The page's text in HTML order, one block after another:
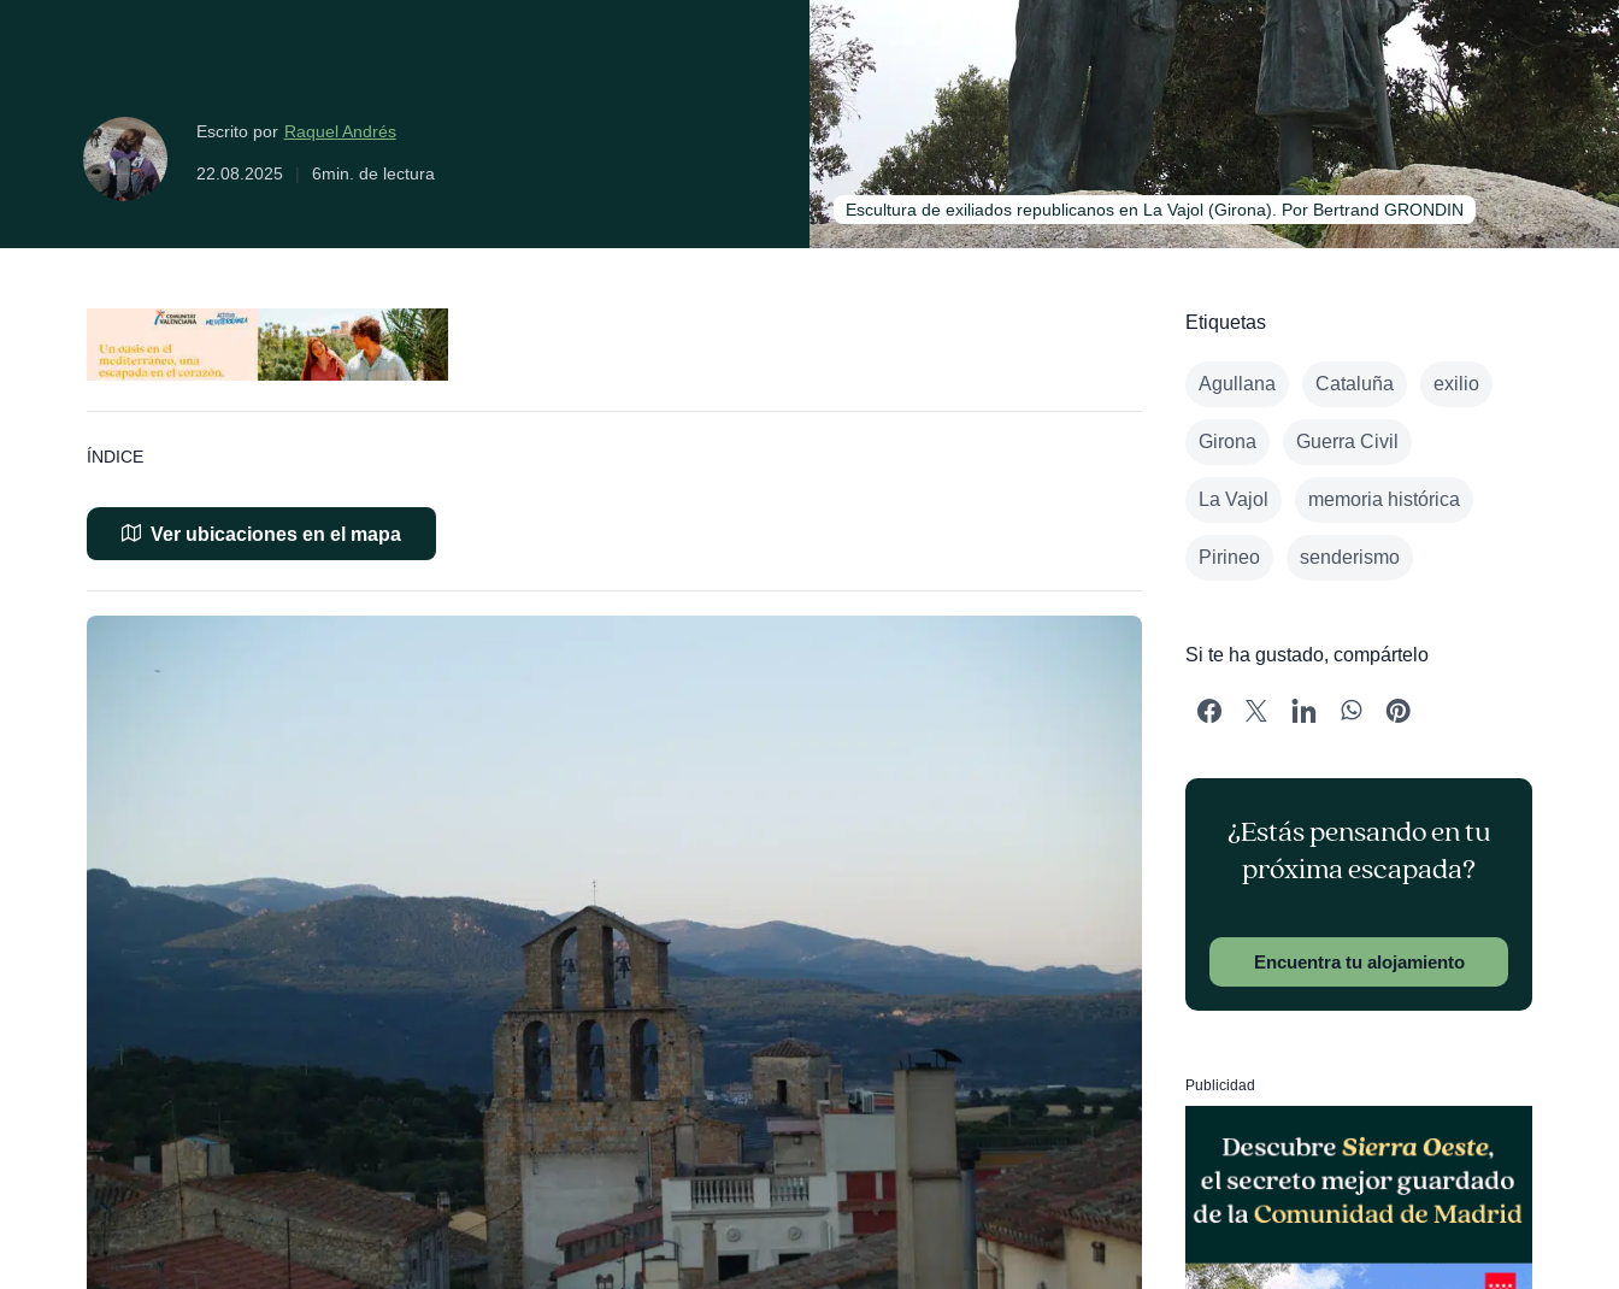
Escrito por Raquel Andrés
22.08.2025 |
6min. de lectura
Escultura de exiliados republicanos en La Vajol (Girona). Por Bertrand GRONDIN
ÍNDICE
Ver ubicaciones en el mapa
Etiquetas
Agullana Cataluña exilio
Girona Guerra Civil
La Vajol memoria histórica
Pirineo senderismo
Si te ha gustado, compártelo
¿Estás pensando en tu
próxima escapada?
Encuentra tu alojamiento
Publicidad